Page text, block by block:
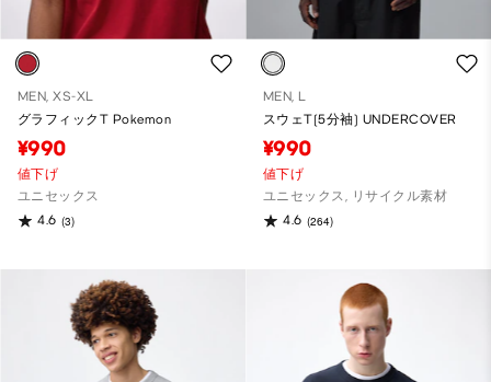
MEN, XS-XL
グラフィックT Pokemon
¥990
値下げ
ユニセックス
4.6 (3)
MEN, L
スウェT(5分袖) UNDERCOVER
¥990
値下げ
ユニセックス, リサイクル素材
4.6 (264)